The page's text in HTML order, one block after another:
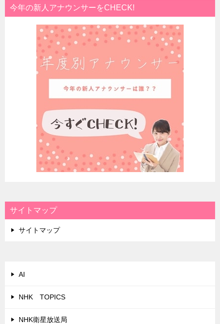
今年の新人アナウンサーをCHECK!
サイトマップ
サイトマップ
AI
NHK TOPICS
NHK衛星放送局